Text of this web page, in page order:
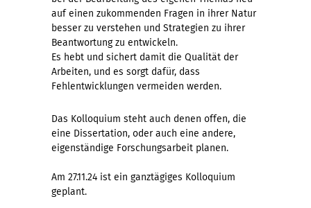
auf einen zukommenden Fragen in ihrer Natur
besser zu verstehen und Strategien zu ihrer
Beantwortung zu entwickeln.
Es hebt und sichert damit die Qualität der
Arbeiten, und es sorgt dafür, dass
Fehlentwicklungen vermeiden werden.
Das Kolloquium steht auch denen offen, die
eine Dissertation, oder auch eine andere,
eigenständige Forschungsarbeit planen.
Am 27.11.24 ist ein ganztägiges Kolloquium
geplant.